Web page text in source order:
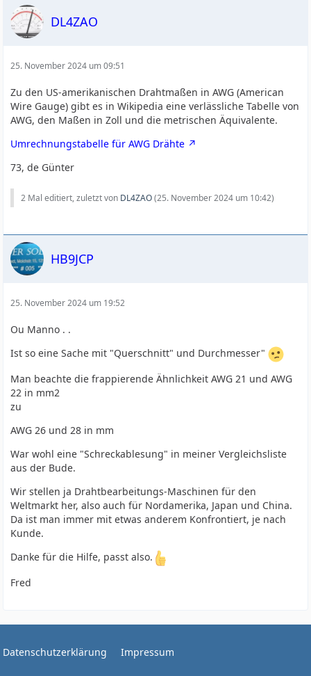
DL4ZAO
25. November 2024 um 09:51
Zu den US-amerikanischen Drahtmaßen in AWG (American
Wire Gauge) gibt es in Wikipedia eine verlässliche Tabelle von
AWG, den Maßen in Zoll und die metrischen Äquivalente.
Umrechnungstabelle für AWG Drähte
73, de Günter
2 Mal editiert, zuletzt von DL4ZAO(25. November 2024 um 10:42)
HB9JCP
25. November 2024 um 19:52
Ou Manno . .
Ist so eine Sache mit "Querschnitt" und Durchmesser"
Man beachte die frappierende Ähnlichkeit AWG 21 und AWG
22 in mm2
zu
AWG 26 und 28 in mm
War wohl eine "Schreckablesung" in meiner Vergleichsliste
aus der Bude.
Wir stellen ja Drahtbearbeitungs-Maschinen für den
Weltmarkt her, also auch für Nordamerika, Japan und China.
Da ist man immer mit etwas anderem Konfrontiert, je nach
Kunde.
Danke für die Hilfe, passt also.
Fred
Datenschutzerklärung Impressum